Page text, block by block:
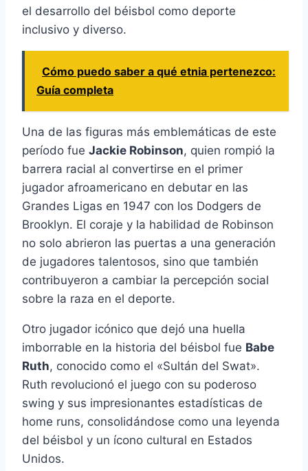
el desarrollo del béisbol como deporte
inclusivo y diverso.
Cómo puedo saber a qué etnia pertenezco:
Guía completa
Una de las figuras más emblemáticas de este
período fue Jackie Robinson, quien rompió la
barrera racial al convertirse en el primer
jugador afroamericano en debutar en las
Grandes Ligas en 1947 con los Dodgers de
Brooklyn. El coraje y la habilidad de Robinson
no solo abrieron las puertas a una generación
de jugadores talentosos, sino que también
contribuyeron a cambiar la percepción social
sobre la raza en el deporte.
Otro jugador icónico que dejó una huella
imborrable en la historia del béisbol fue Babe
Ruth, conocido como el «Sultán del Swat».
Ruth revolucionó el juego con su poderoso
swing y sus impresionantes estadísticas de
home runs, consolidándose como una leyenda
del béisbol y un ícono cultural en Estados
Unidos.